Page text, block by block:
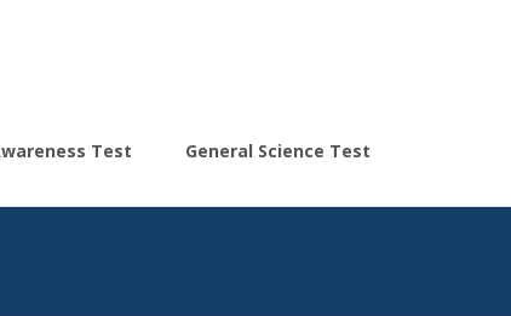
Test General Science Test